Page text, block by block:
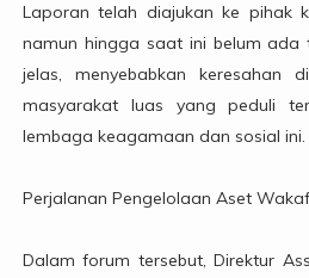
Laporan telah diajukan ke pihak
namun hingga saat ini belum ada
jelas, menyebabkan keresahan
masyarakat luas yang peduli
lembaga keagamaan dan sosial ini.
Perjalanan Pengelolaan Aset
Dalam forum tersebut, Direktur